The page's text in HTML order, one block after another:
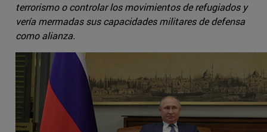
terrorismo o controlar los movimientos de refugiados y
vería mermadas sus capacidades militares de defensa
como alianza.